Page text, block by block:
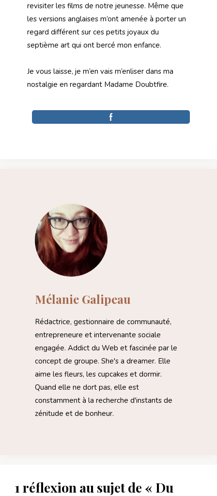
revisiter les films de notre jeunesse. Même que
les versions anglaises m’ont amenée à porter un
regard différent sur ces petits joyaux du
septième art qui ont bercé mon enfance.
Je vous laisse, je m’en vais m’enliser dans ma
nostalgie en regardant Madame Doubtfire.
Mélanie Galipeau
Rédactrice, gestionnaire de communauté,
entrepreneure et intervenante sociale
engagée. Addict du Web et fascinée par le
concept de groupe. She's a dreamer. Elle
aime les fleurs, les cupcakes et dormir.
Quand elle ne dort pas, elle est
constamment à la recherche d'instants de
zénitude et de bonheur.
1 réflexion au sujet de « Du